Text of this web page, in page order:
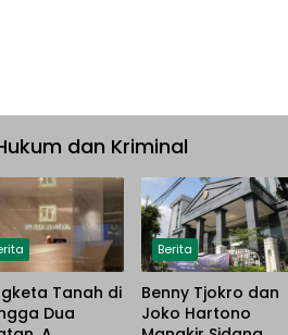
dan Kriminal
Tanah di
Dua
Berita
Benny Tjokro dan
Joko Hartono